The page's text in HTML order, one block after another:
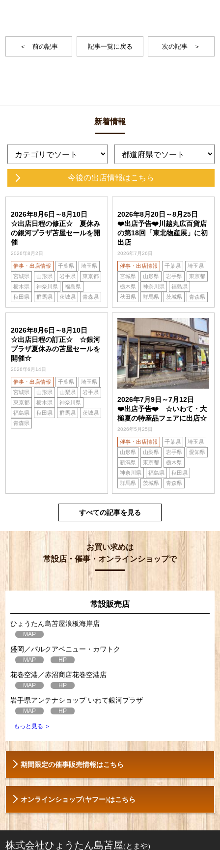
＜ 前の記事 記事一覧に戻る 次の記事 ＞
新着情報
今後の出店情報はこちら
2026年8月6日～8月10日
☆出店日程の修正☆ 夏休み
の銀河プラザ苫屋セールを開
催
2026年8月2日
催事・出店情報 千葉県
埼玉県
宮城県
山形県 岩手県
東京都
栃木県
神奈川県
福島県
秋田県
群馬県 茨城県 青森県
2026年8月20日～8月25日
❤️出店予告❤️川越丸広百貨店
の第18回「東北物産展」に初
出店
2026年7月26日
催事・出店情報 千葉県
埼玉県
宮城県
山形県 岩手県
東京都
栃木県
神奈川県
福島県
秋田県
群馬県 茨城県 青森県
2026年8月6日～8月10日
☆出店日程の訂正☆ ☆銀河
プラザ夏休みの苫屋セールを
開催☆
2026年6月14日
催事・出店情報 千葉県
埼玉県
宮城県
山形県 山梨県
岩手県
東京都
栃木県
神奈川県
福島県
秋田県 群馬県
茨城県
青森県
2026年7月9日～7月12日
❤️出店予告❤️ ☆いわて・大
槌夏の特産品フェアに出店☆
2026年5月25日
催事・出店情報 千葉県
埼玉県
山形県
山梨県 岩手県
愛知県
新潟県
東京都
栃木県
神奈川県
福島県
秋田県
群馬県
茨城県 青森県
すべての記事を見る
お買い求めは
常設店・催事・オンラインショップで
常設販売店
ひょうたん島苫屋浪板海岸店
MAP
盛岡／パルクアベニュー・カワトク
MAP HP
花巻空港／赤沼商店花巻空港店
MAP HP
岩手県アンテナショップ いわて銀河プラザ
MAP HP
もっと見る ＞
期間限定の催事販売情報はこちら
オンラインショップ(ヤフー)はこちら
株式会社ひょうたん島苫屋(とまや)